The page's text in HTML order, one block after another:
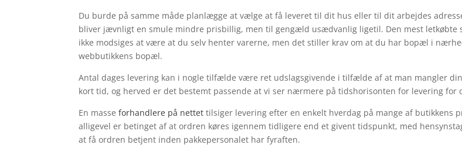
Du burde på samme måde planlægge at vælge at få leveret til dit hus eller til dit arbejdes
bliver jævnligt en smule mindre prisbillig, men til gengæld usædvanlig ligetil. Den mest letkøbte
ikke modsiges at være at du selv henter varerne, men det stiller krav om at du har bopæl i
webbutikkens bopæl.
Antal dages levering kan i nogle tilfælde være ret udslagsgivende i tilfælde af at man mangler
kort tid, og herved er det bestemt passende at vi ser nærmere på tidshorisonten for levering for
En masseforhandlere på nettet tilsiger levering efter en enkelt hverdag på mange af butikkens
alligevel er betinget af at ordren køres igennem tidligere end et givent tidspunkt, med
at få ordren betjent inden pakkepersonalet har fyraften.